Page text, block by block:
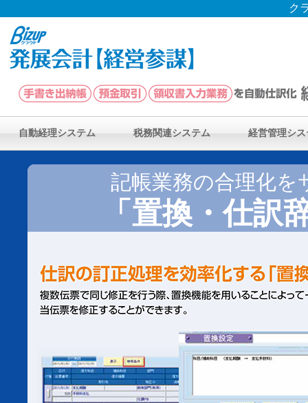
ク
自動経理システム 税務関連システム 経営管理シス
記帳業務の合理化を
「置換・仕訳